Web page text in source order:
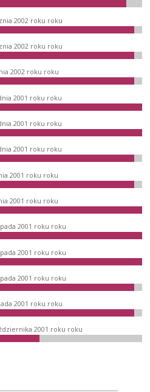
2002 roku roku
2002 roku roku
2002 roku roku
2001 roku roku
2001 roku roku
2001 roku roku
2001 roku roku
2001 roku roku
2001 roku roku
2001 roku roku
2001 roku roku
2001 roku roku
2001 roku roku